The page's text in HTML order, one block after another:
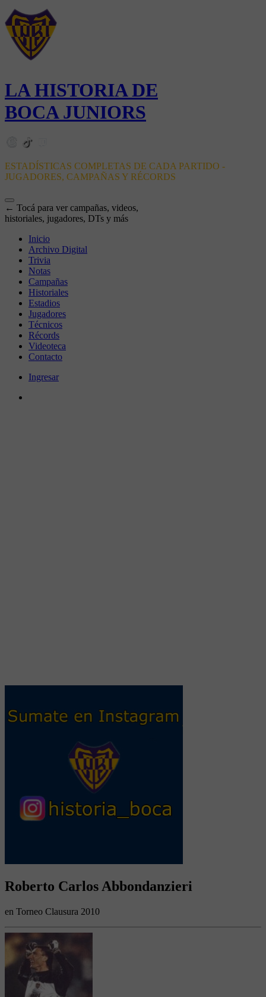
LA HISTORIA DE
BOCA JUNIORS
ESTADÍSTICAS COMPLETAS DE CADA PARTIDO -
JUGADORES, CAMPAÑAS Y RÉCORDS
← Tocá para ver campañas, videos,
historiales, jugadores, DTs y más
Inicio
Archivo Digital
Trivia
Notas
Campañas
Historiales
Estadios
Jugadores
Técnicos
Récords
Videoteca
Contacto
Ingresar
Roberto Carlos Abbondanzieri
en Torneo Clausura 2010